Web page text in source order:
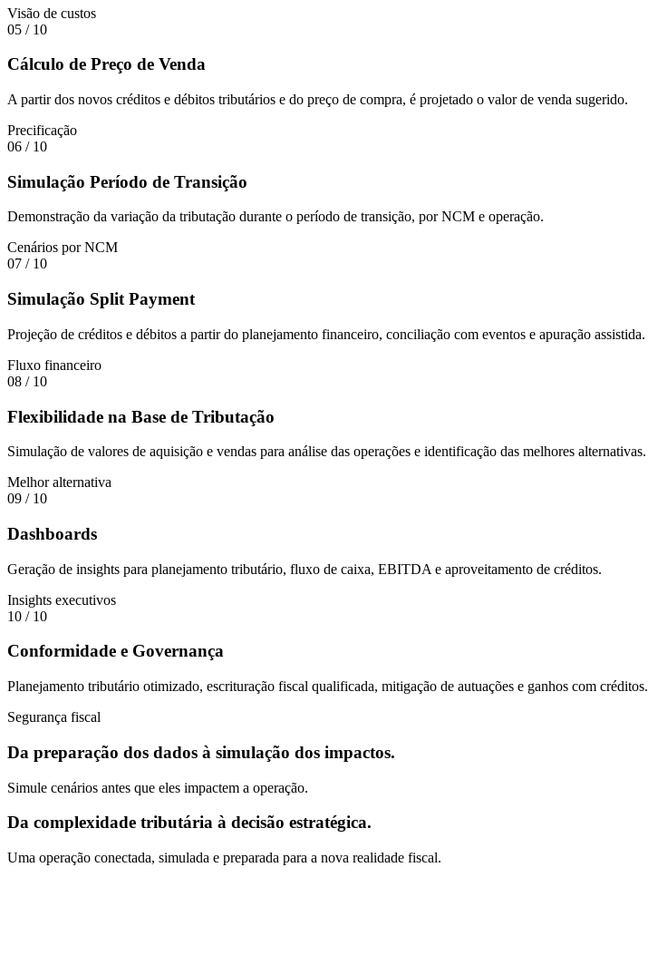
Visão de custos
05 / 10
Cálculo de Preço de Venda
A partir dos novos créditos e débitos tributários e do preço de compra, é projetado o valor de venda sugerido.
Precificação
06 / 10
Simulação Período de Transição
Demonstração da variação da tributação durante o período de transição, por NCM e operação.
Cenários por NCM
07 / 10
Simulação Split Payment
Projeção de créditos e débitos a partir do planejamento financeiro, conciliação com eventos e apuração assistida.
Fluxo financeiro
08 / 10
Flexibilidade na Base de Tributação
Simulação de valores de aquisição e vendas para análise das operações e identificação das melhores alternativas.
Melhor alternativa
09 / 10
Dashboards
Geração de insights para planejamento tributário, fluxo de caixa, EBITDA e aproveitamento de créditos.
Insights executivos
10 / 10
Conformidade e Governança
Planejamento tributário otimizado, escrituração fiscal qualificada, mitigação de autuações e ganhos com créditos.
Segurança fiscal
Da preparação dos dados à simulação dos impactos.
Simule cenários antes que eles impactem a operação.
Da complexidade tributária à decisão estratégica.
Uma operação conectada, simulada e preparada para a nova realidade fiscal.